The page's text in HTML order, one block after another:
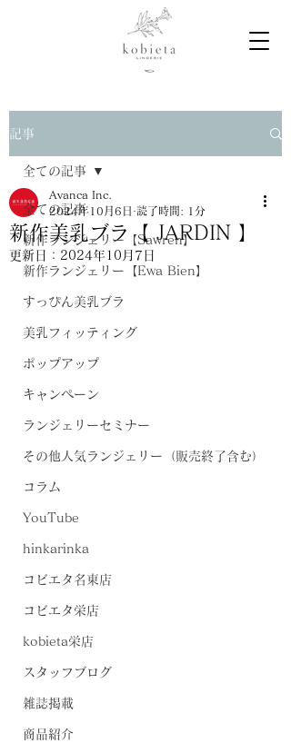
記事
全ての記事
新作ランジェリー【Sawren】
新作ランジェリー【Ewa Bien】
すっぴん美乳ブラ
美乳フィッティング
ポップアップ
キャンペーン
ランジェリーセミナー
その他人気ランジェリー（販売終了含む）
コラム
YouTube
hinkarinka
コビエタ名東店
コビエタ栄店
kobieta栄店
スタッフブログ
雑誌掲載
商品紹介
全ての記事
新作美乳ブラ【 JARDIN 】
Avanca Inc.
2024年10月6日 読了時間: 1分
更新日： 2024年10月7日